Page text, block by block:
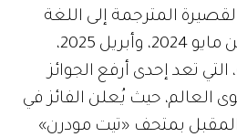
المترجمة إلى اللغة
الإنجليزية، المنشورة بين مايو 2024، وأبريل 2025،
التي تعد إحدى أرفع الجوائز
العالم، حيث يُعلن الفائز في
يوم 20 مايو المقبل بمتحف «تيت مودرن»